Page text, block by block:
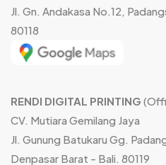
Jl. Gn. Andakasa No.12,
80118
RENDI DIGITAL PRINTING
CV. Mutiara Gemilang Jaya
Jl. Gunung Batukaru Gg.
Denpasar Barat - Bali. 80119